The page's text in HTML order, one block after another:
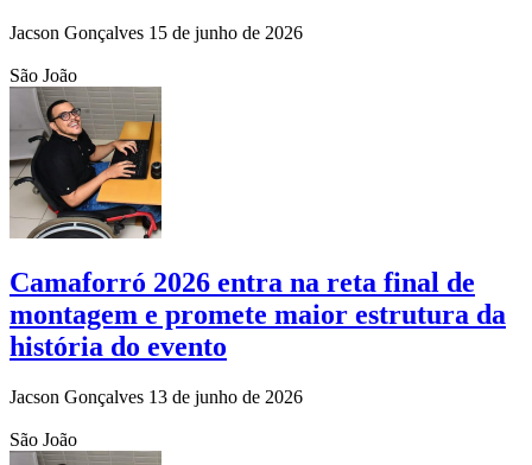
Jacson Gonçalves 15 de junho de 2026
São João
Camaforró 2026 entra na reta final de
montagem e promete maior estrutura da
história do evento
Jacson Gonçalves 13 de junho de 2026
São João